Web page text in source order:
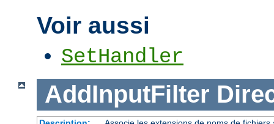
Voir aussi
SetHandler
AddInputFilter